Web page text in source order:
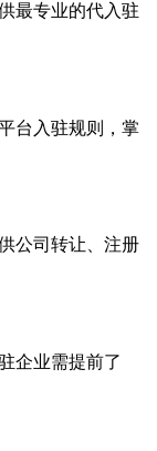
最专业的代入驻
台入驻规则，掌
公司转让、注册
企业需提前了